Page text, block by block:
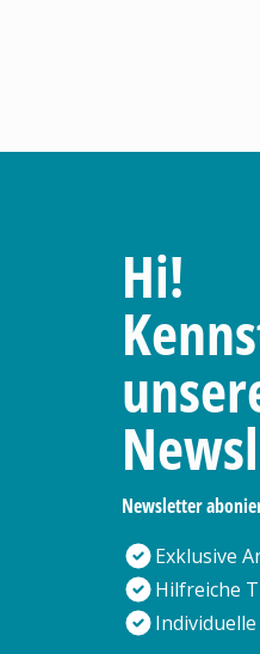
Hi!
Newsletter
Exklusive
Hilfreiche